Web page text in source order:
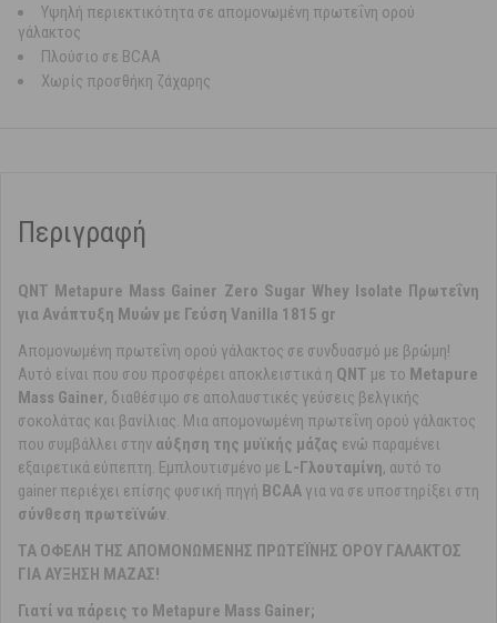
Υψηλή περιεκτικότητα σε απομονωμένη πρωτεΐνη ορού
γάλακτος
Πλούσιο σε BCAA
Χωρίς προσθήκη ζάχαρης
Περιγραφή
QNT Metapure Mass Gainer Zero Sugar Whey Isolate Πρωτεΐνη
για Ανάπτυξη Μυών με Γεύση Vanilla 1815 gr
Απομονωμένη πρωτεΐνη ορού γάλακτος σε συνδυασμό με βρώμη!
Αυτό είναι που σου προσφέρει αποκλειστικά η QNT με το Metapure
Mass Gainer, διαθέσιμο σε απολαυστικές γεύσεις βελγικής
σοκολάτας και βανίλιας. Μια απομονωμένη πρωτεΐνη ορού γάλακτος
που συμβάλλει στην αύξηση της μυϊκής μάζας ενώ παραμένει
εξαιρετικά εύπεπτη. Εμπλουτισμένο με L-Γλουταμίνη, αυτό το
gainer περιέχει επίσης φυσική πηγή BCAA για να σε υποστηρίξει στη
σύνθεση πρωτεϊνών.
ΤΑ ΟΦΕΛΗ ΤΗΣ ΑΠΟΜΟΝΩΜΕΝΗΣ ΠΡΩΤΕΪΝΗΣ ΟΡΟΥ ΓΑΛΑΚΤΟΣ
ΓΙΑ ΑΥΞΗΣΗ ΜΑΖΑΣ!
Γιατί να πάρεις το Metapure Mass Gainer;